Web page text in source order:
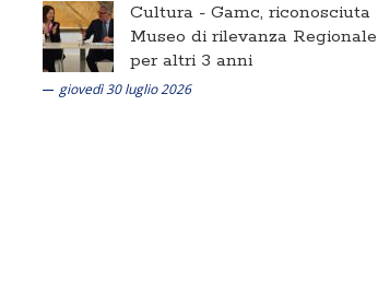
Cultura - Gamc, riconosciuta
Museo di rilevanza Regionale
per altri 3 anni
giovedì 30 luglio 2026